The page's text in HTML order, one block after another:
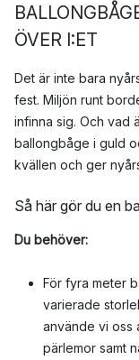
ÖVER I:ET
Det är inte bara
fest. Miljön runt
infinna sig. Och vad
ballongbåge i guld
kvällen och ger
Så här gör du en
Du behöver:
För fyra meter
varierade
använde vi oss
pärlemor samt